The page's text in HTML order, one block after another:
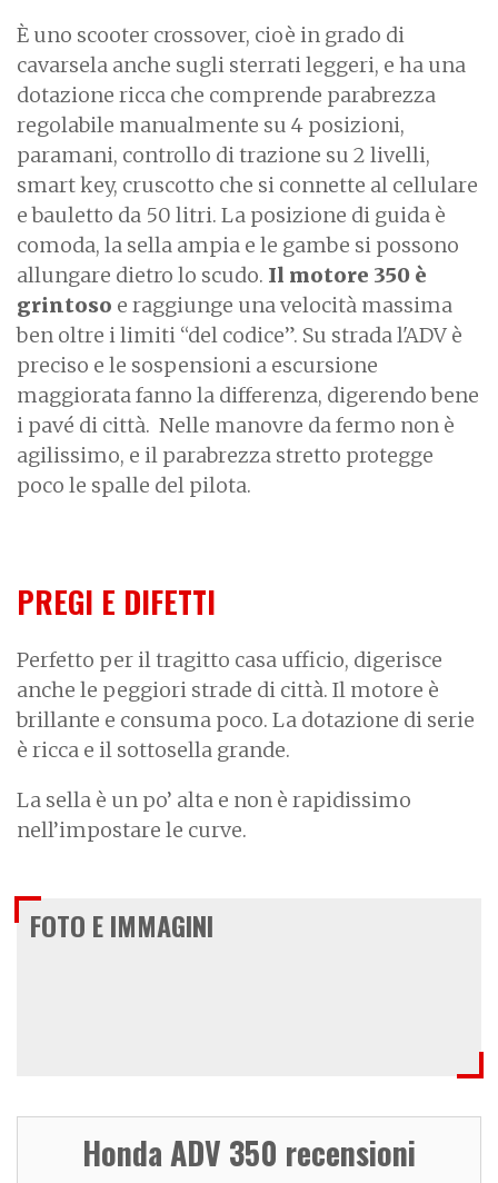
È uno scooter crossover, cioè in grado di
cavarsela anche sugli sterrati leggeri, e ha una
dotazione ricca che comprende parabrezza
regolabile manualmente su 4 posizioni,
paramani, controllo di trazione su 2 livelli,
smart key, cruscotto che si connette al cellulare
e bauletto da 50 litri. La posizione di guida è
comoda, la sella ampia e le gambe si possono
allungare dietro lo scudo. Il motore 350 è
grintoso e raggiunge una velocità massima
ben oltre i limiti “del codice”. Su strada l'ADV è
preciso e le sospensioni a escursione
maggiorata fanno la differenza, digerendo bene
i pavé di città. Nelle manovre da fermo non è
agilissimo, e il parabrezza stretto protegge
poco le spalle del pilota.
PREGI E DIFETTI
Perfetto per il tragitto casa ufficio, digerisce
anche le peggiori strade di città. Il motore è
brillante e consuma poco. La dotazione di serie
è ricca e il sottosella grande.
La sella è un po’ alta e non è rapidissimo
nell’impostare le curve.
FOTO E IMMAGINI
Honda ADV 350 recensioni